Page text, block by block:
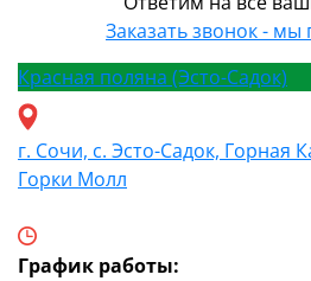
Заказать звонок -
Красная поляна (Эсто-Садок)
г. Сочи, с. Эсто-Садок, Горная
Горки Молл
График работы: